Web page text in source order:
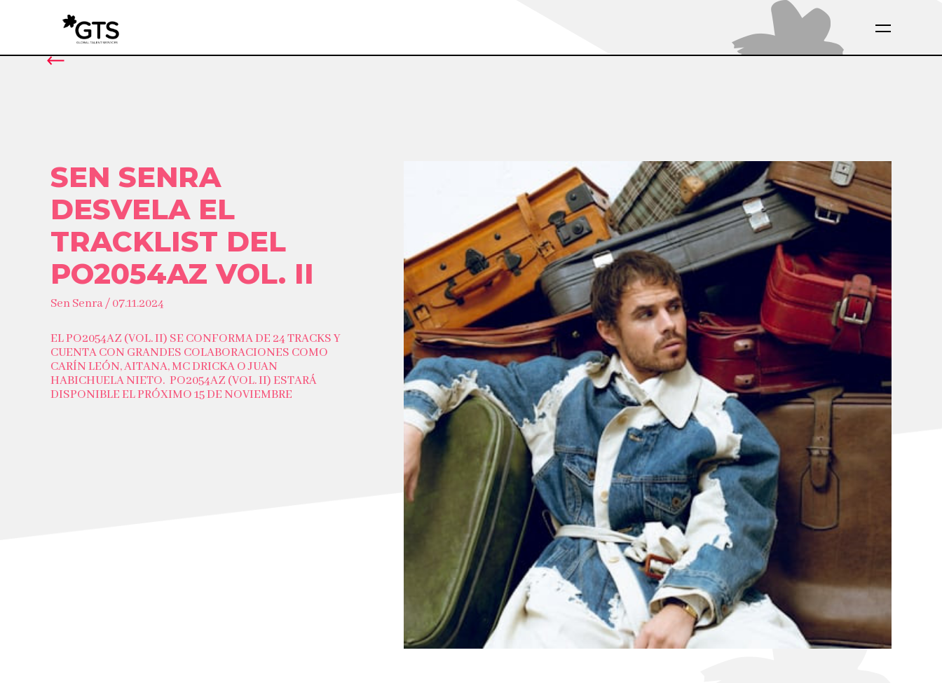
SEN SENRA
DESVELA EL
TRACKLIST DEL
PO2054AZ VOL. II
Sen Senra / 07.11.2024
EL PO2054AZ (VOL. II) SE CONFORMA DE 24 TRACKS Y
CUENTA CON GRANDES COLABORACIONES COMO
CARÍN LEÓN, AITANA, MC DRICKA O JUAN
HABICHUELA NIETO. PO2054AZ (VOL. II) ESTARÁ
DISPONIBLE EL PRÓXIMO 15 DE NOVIEMBRE